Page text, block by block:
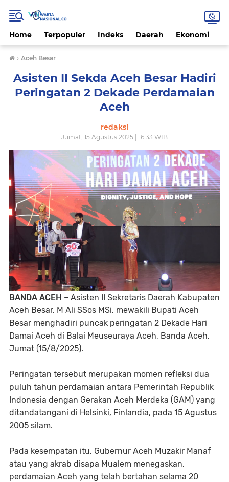
Home Terpopuler Indeks Daerah Ekonomi
› Aceh Besar
Asisten II Sekda Aceh Besar Hadiri
Peringatan 2 Dekade Perdamaian
Aceh
redaksi
Jumat, 15 Agustus 2025 | 16.33 WIB
BANDA ACEH – Asisten II Sekretaris Daerah Kabupaten
Aceh Besar, M Ali SSos MSi, mewakili Bupati Aceh
Besar menghadiri puncak peringatan 2 Dekade Hari
Damai Aceh di Balai Meuseuraya Aceh, Banda Aceh,
Jumat (15/8/2025).
Peringatan tersebut merupakan momen refleksi dua
puluh tahun perdamaian antara Pemerintah Republik
Indonesia dengan Gerakan Aceh Merdeka (GAM) yang
ditandatangani di Helsinki, Finlandia, pada 15 Agustus
2005 silam.
Pada kesempatan itu, Gubernur Aceh Muzakir Manaf
atau yang akrab disapa Mualem menegaskan,
perdamaian Aceh yang telah bertahan selama 20